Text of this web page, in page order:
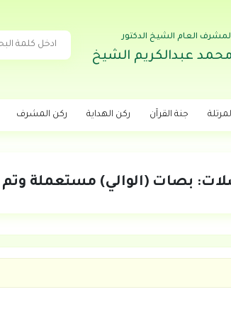
العام الشيخ الدكتور
محمد عبدالكريم الشيخ
جنة القرآن ركن الهداية ركن المشرف
بصات (الوالي) مستعملة